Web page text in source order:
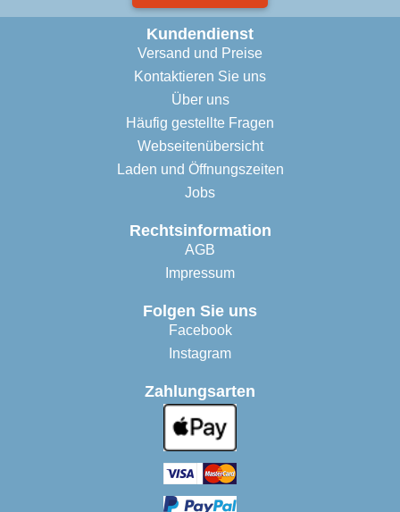
Kundendienst
Versand und Preise
Kontaktieren Sie uns
Über uns
Häufig gestellte Fragen
Webseitenübersicht
Laden und Öffnungszeiten
Jobs
Rechtsinformation
AGB
Impressum
Folgen Sie uns
Facebook
Instagram
Zahlungsarten